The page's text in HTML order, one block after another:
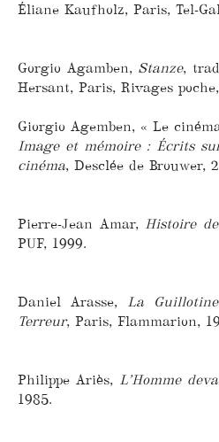
Éliane Kaufholz, Paris, Tel-
Gorgio Agamben, Stanze,
Hersant, Paris, Rivages
Giorgio Agemben, « Le
Image et mémoire : Écrits
cinéma, Desclée de Brouwer,
Pierre-Jean Amar, Histoire
PUF, 1999.
Daniel Arasse, La
Terreur, Paris, Flammarion,
Philippe Ariès, L’Homme
1985.